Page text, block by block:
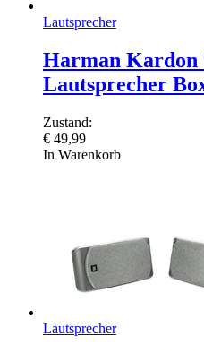
Lautsprecher
Harman Kardon
Lautsprecher
Zustand:
€ 49,99
In Warenkorb
Lautsprecher